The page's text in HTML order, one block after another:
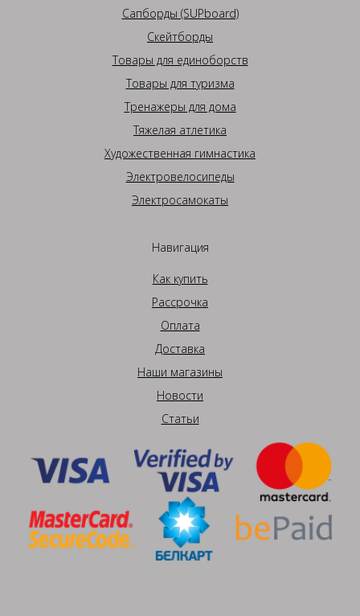
Сапборды (SUPboard)
Скейтборды
Товары для единоборств
Товары для туризма
Тренажеры для дома
Тяжелая атлетика
Художественная гимнастика
Электровелосипеды
Электросамокаты
Навигация
Как купить
Рассрочка
Оплата
Доставка
Наши магазины
Новости
Статьи